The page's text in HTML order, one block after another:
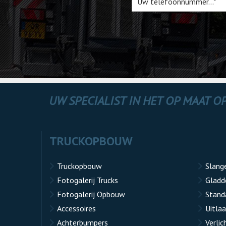
UW SPECIALIST IN HET OP MAAT
TRUCKOPBOUW
Truckopbouw
Fotogalerij Trucks
Fotogalerij Opbouw
Accessoires
Achterbumpers